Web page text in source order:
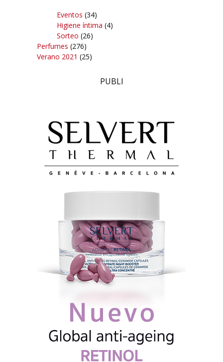
Eventos (34)
Higiene íntima (4)
Sorteo (26)
Perfumes (276)
Verano 2021 (25)
PUBLI